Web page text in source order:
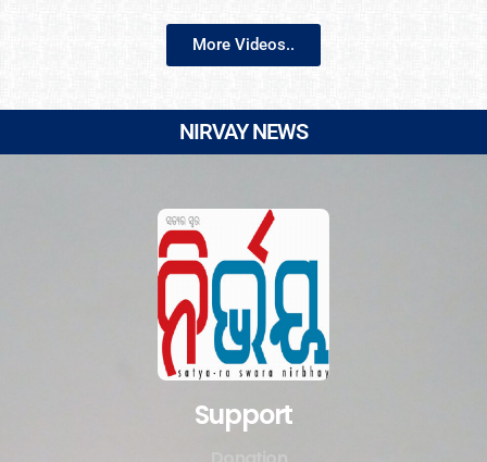
More Videos..
NIRVAY NEWS
Support